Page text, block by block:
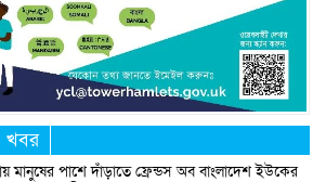
খবর
মানুষের পাশে দাঁড়াতে ফ্রেন্ডস অব বাংলাদেশ ইউকের